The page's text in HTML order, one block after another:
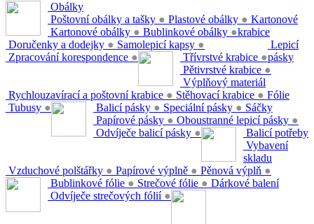
Obálky
Poštovní obálky a tašky ● Plastové obálky ●
Kartonové obálky ● Bublinkové obálky ●
Doručenky a dodejky ● Samolepicí kapsy ●
Zpracování korespondence ●
Kartonové
krabice
Třívrstvé krabice ●
Pětivrstvé krabice ●
Rychlouzavírací a poštovní krabice ● Stěhovací krabice ●
Tubusy ●
Lepicí
pásky
Balicí pásky ● Speciální pásky ●
Papírové pásky ● Oboustranné lepicí pásky ●
Odvíječe balicí pásky ●
Výplňový materiál
Vzduchové polštářky ● Papírové výplně ● Pěnová výplň ●
Fólie
Bublinkové fólie ● Strečové fólie ●
Odvíječe strečových fólií ●
Sáčky
Balicí potřeby
Vybavení
skladu
Dárkové balení